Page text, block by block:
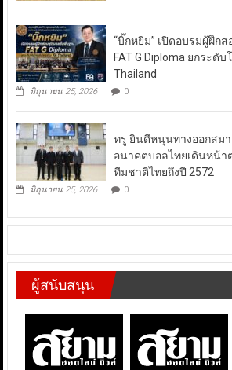
“บิ๊กหยิม” เปิดอบรมผู้ฝึ
FAT G Diploma ยกระดั
Thailand
มิถุนายน 25, 2026 0
ทรู ยินดีหนุนทางออกสม
อนาคตบอลไทยเดินหน้า
ทีมชาติไทยถึงปี 2572
มิถุนายน 25, 2026 0
ผู้สนับสนุน